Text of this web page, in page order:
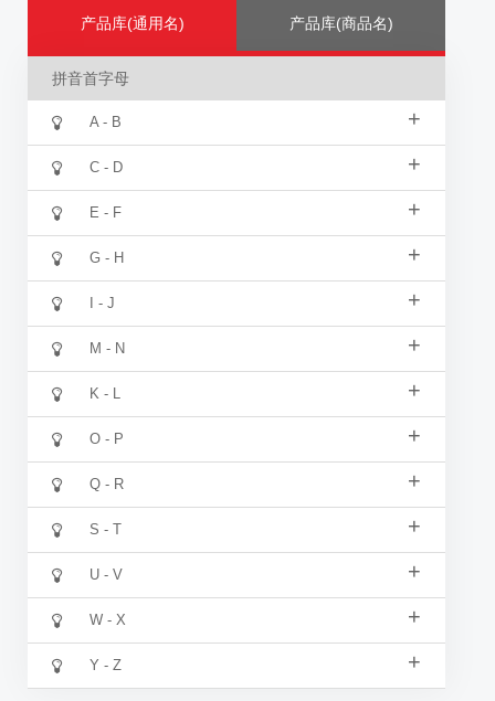
产品库(通用名) 产品库(商品名)
拼音首字母
A - B +
C - D +
E - F +
G - H +
I - J +
M - N +
K - L +
O - P +
Q - R +
S - T +
U - V +
W - X +
Y - Z +